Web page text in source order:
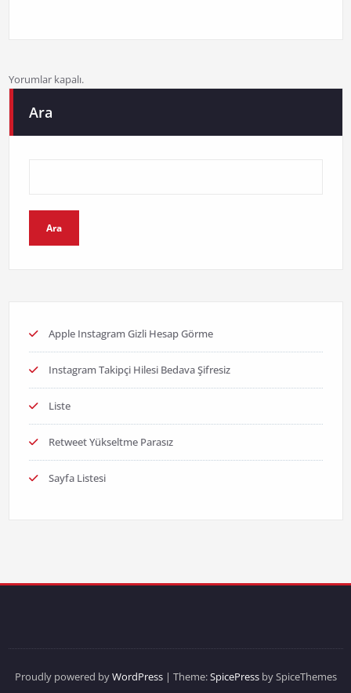
Yorumlar kapalı.
Ara
Ara
Apple Instagram Gizli Hesap Görme
Instagram Takipçi Hilesi Bedava Şifresiz
Liste
Retweet Yükseltme Parasız
Sayfa Listesi
Proudly powered byWordPress| Theme:SpicePressby SpiceThemes